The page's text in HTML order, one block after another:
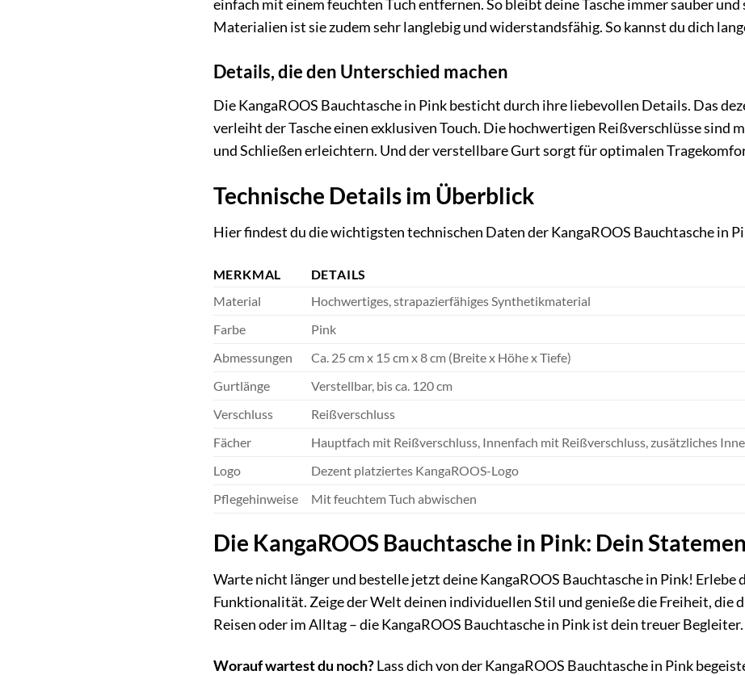
einfach mit einem feuchten Tuch entfernen. So bleibt deine Tasche immer sauber
Materialien ist sie zudem sehr langlebig und widerstandsfähig. So kannst du dich
Details, die den Unterschied machen
Die KangaROOS Bauchtasche in Pink besticht durch ihre liebevollen Details. Das
verleiht der Tasche einen exklusiven Touch. Die hochwertigen Reißverschlüsse sind
und Schließen erleichtern. Und der verstellbare Gurt sorgt für optimalen
Technische Details im Überblick
Hier findest du die wichtigsten technischen Daten der KangaROOS Bauchtasche in
MERKMAL
DETAILS
Material
Hochwertiges, strapazierfähiges Synthetikmaterial
Farbe
Pink
Abmessungen
Ca. 25 cm x 15 cm x 8 cm (Breite x Höhe x Tiefe)
Gurtlänge
Verstellbar, bis ca. 120 cm
Verschluss
Reißverschluss
Fächer
Hauptfach mit Reißverschluss, Innenfach mit Reißverschluss, zusätzliches
Logo
Dezent platziertes KangaROOS-Logo
Pflegehinweise
Mit feuchtem Tuch abwischen
Die KangaROOS Bauchtasche in Pink: Dein
Warte nicht länger und bestelle jetzt deine KangaROOS Bauchtasche in Pink!
Funktionalität. Zeige der Welt deinen individuellen Stil und genieße die Freiheit, die
Reisen oder im Alltag – die KangaROOS Bauchtasche in Pink ist dein treuer Begleiter.
Worauf wartest du noch?Lass dich von der KangaROOS Bauchtasche in Pink